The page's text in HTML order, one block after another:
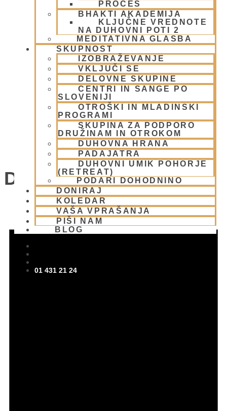
PROCES
BHAKTI AKADEMIJA
KLJUČNE VREDNOTE
NA DUHOVNI POTI 2
MEDITATIVNA GLASBA
SKUPNOST
IZOBRAŽEVANJE
VKLJUČI SE
DELOVNE SKUPINE
CENTRI IN SANGE PO
SLOVENIJI
OTROŠKI IN MLADINSKI
PROGRAMI
SKUPINA ZA PODPORO
DRUŽINAM IN OTROKOM
DUHOVNA HRANA
PADAJATRA
DUHOVNI UMIK POHORJE
(RETREAT)
PODARI DOHODNINO
DONIRAJ
KOLEDAR
VAŠA VPRAŠANJA
PIŠI NAM
BLOG
01 431 21 24
SOBOTNI KIRTAN - NAMA JAGJA
Dogodki